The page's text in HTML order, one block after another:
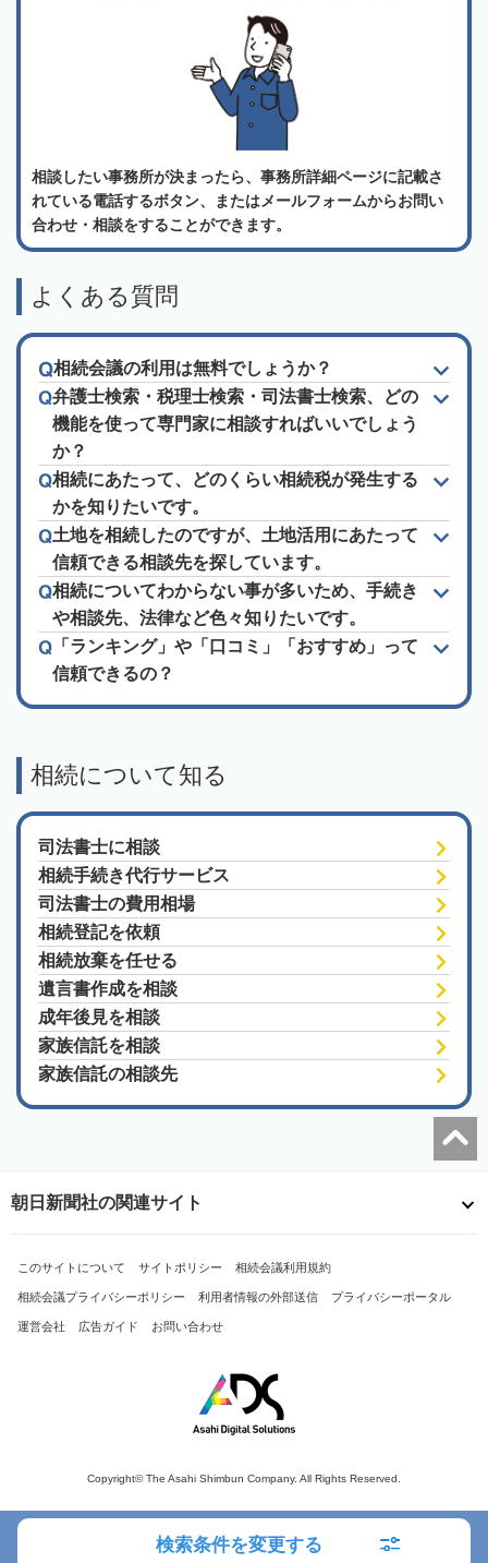
相談したい事務所が決まったら、事務所詳細ページに記載さ
れている電話するボタン、またはメールフォームからお問い
合わせ・相談をすることができます。
よくある質問
相続会議の利用は無料でしょうか？
弁護士検索・税理士検索・司法書士検索、どの
機能を使って専門家に相談すればいいでしょう
か？
相続にあたって、どのくらい相続税が発生する
かを知りたいです。
土地を相続したのですが、土地活用にあたって
信頼できる相談先を探しています。
相続についてわからない事が多いため、手続き
や相談先、法律など色々知りたいです。
「ランキング」や「口コミ」「おすすめ」って
信頼できるの？
相続について知る
司法書士に相談
相続手続き代行サービス
司法書士の費用相場
相続登記を依頼
相続放棄を任せる
遺言書作成を相談
成年後見を相談
家族信託を相談
家族信託の相談先
検索条件を変更する
朝日新聞社の関連サイト
このサイトについて サイトポリシー 相続会議利用規約
相続会議プライバシーポリシー 利用者情報の外部送信 プライバシーポータル
運営会社 広告ガイド お問い合わせ
Copyright© The Asahi Shimbun Company. All Rights Reserved.